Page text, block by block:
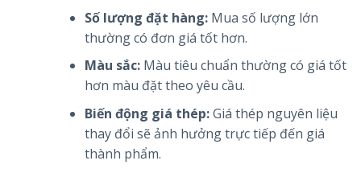
Số lượng đặt hàng:Mua số lượng lớn
thường có đơn giá tốt hơn.
Màu sắc:Màu tiêu chuẩn thường có giá tốt
hơn màu đặt theo yêu cầu.
Biến động giá thép:Giá thép nguyên liệu
thay đổi sẽ ảnh hưởng trực tiếp đến giá
thành phẩm.